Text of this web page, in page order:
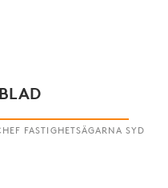
FASTIGHETSÄGARNA SYD